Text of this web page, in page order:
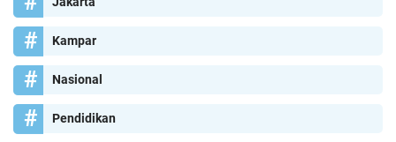
Kampar
Nasional
Pendidikan